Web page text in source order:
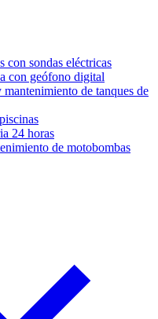
con sondas eléctricas
con geófono digital
de tanques de
24 horas
de motobombas